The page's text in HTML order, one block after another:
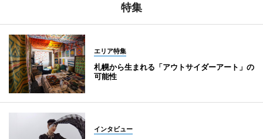
特集
エリア特集
札幌から生まれる「アウトサイダーアート」の
可能性
インタビュー